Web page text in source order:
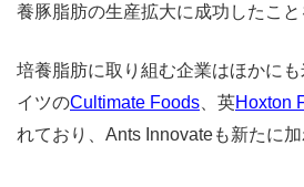
養豚脂肪の生産拡大に成功したこと
培養脂肪に取り組む企業はほかにも
イツのCultimate Foods 、英Hoxton
れており、Ants Innovateも新たに加